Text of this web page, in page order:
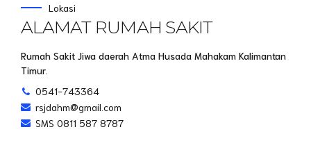
Lokasi
ALAMAT RUMAH SAKIT
Rumah Sakit Jiwa daerah Atma Husada Mahakam Kalimantan
Timur.
0541-743364
rsjdahm@gmail.com
SMS 0811 587 8787